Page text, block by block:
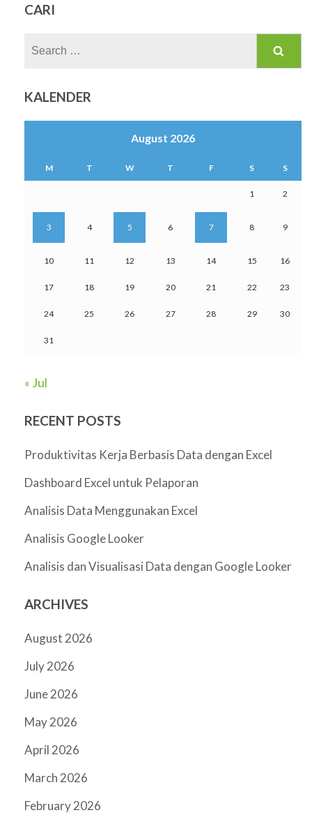
CARI
KALENDER
August 2026
M T W T F S S
1 2
3 4 5 6 7 8 9
10 11 12 13 14 15 16
17 18 19 20 21 22 23
24 25 26 27 28 29 30
31
« Jul
RECENT POSTS
Produktivitas Kerja Berbasis Data dengan Excel
Dashboard Excel untuk Pelaporan
Analisis Data Menggunakan Excel
Analisis Google Looker
Analisis dan Visualisasi Data dengan Google Looker
ARCHIVES
August 2026
July 2026
June 2026
May 2026
April 2026
March 2026
February 2026